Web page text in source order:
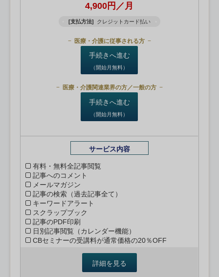
4,900円／月
[支払方法] クレジットカード払い
医療・介護に従事される方
手続きへ進む
（開始月無料）
医療・介護関連業界の方／一般の方
手続きへ進む
（開始月無料）
サービス内容
有料・無料全記事閲覧
記事へのコメント
メールマガジン
記事の検索（過去記事全て）
キーワードアラート
スクラップブック
記事のPDF印刷
日別記事閲覧（カレンダー機能）
CBセミナーの受講料が通常価格の20％OFF
詳細を見る